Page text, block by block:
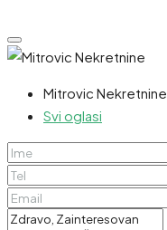
Mitrovic Nekretnine
Svi oglasi